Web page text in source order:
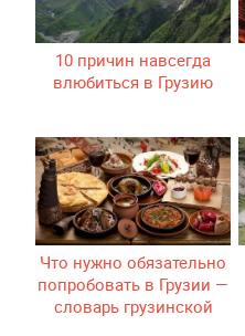
10 причин навсегда
влюбиться в Грузию
Что нужно обязательно
попробовать в Грузии —
словарь грузинской